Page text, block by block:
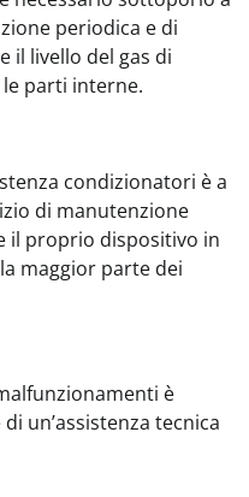
periodica e di
il livello del gas di
parti interne.
condizionatori è a
di manutenzione
il proprio dispositivo in
maggior parte dei
è
un’assistenza tecnica